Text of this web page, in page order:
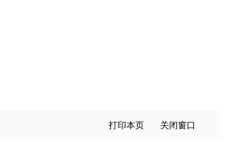
打印本页 关闭窗口